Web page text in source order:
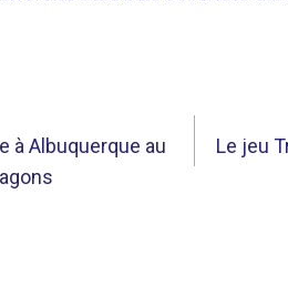
à Albuquerque au
Le jeu